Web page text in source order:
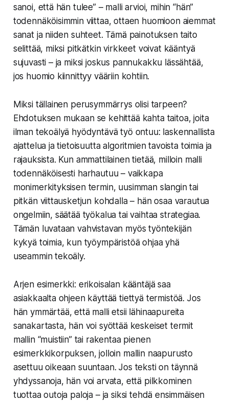
sanoi, että hän tulee” – malli arvioi, mihin “hän”
todennäköisimmin viittaa, ottaen huomioon aiemmat
sanat ja niiden suhteet. Tämä painotuksen taito
selittää, miksi pitkätkin virkkeet voivat kääntyä
sujuvasti – ja miksi joskus pannukakku lässähtää,
jos huomio kiinnittyy vääriin kohtiin.
Miksi tällainen perusymmärrys olisi tarpeen?
Ehdotuksen mukaan se kehittää kahta taitoa, joita
ilman tekoälyä hyödyntävä työ ontuu: laskennallista
ajattelua ja tietoisuutta algoritmien tavoista toimia ja
rajauksista. Kun ammattilainen tietää, milloin malli
todennäköisesti harhautuu – vaikkapa
monimerkityksisen termin, uusimman slangin tai
pitkän viittausketjun kohdalla – hän osaa varautua
ongelmiin, säätää työkalua tai vaihtaa strategiaa.
Tämän luvataan vahvistavan myös työntekijän
kykyä toimia, kun työympäristöä ohjaa yhä
useammin tekoäly.
Arjen esimerkki: erikoisalan kääntäjä saa
asiakkaalta ohjeen käyttää tiettyä termistöä. Jos
hän ymmärtää, että malli etsii lähinaapureita
sanakartasta, hän voi syöttää keskeiset termit
mallin “muistiin” tai rakentaa pienen
esimerkkikorpuksen, jolloin mallin naapurusto
asettuu oikeaan suuntaan. Jos teksti on täynnä
yhdyssanoja, hän voi arvata, että pilkkominen
tuottaa outoja paloja – ja siksi tehdä ensimmäisen